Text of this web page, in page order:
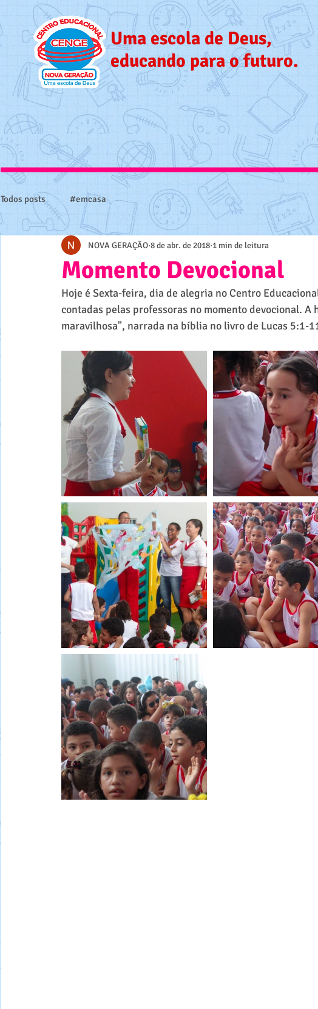
Uma escola de Deus,
educando para o futuro.
Todos posts #emcasa
Momento Devocional
NOVA GERAÇÃO 8 de abr. de 2018 1 min de leitura
Hoje é Sexta-feira, dia de alegria no Centro
contadas pelas professoras no momento devocional. A
maravilhosa", narrada na bíblia no livro de Lucas 5:1-